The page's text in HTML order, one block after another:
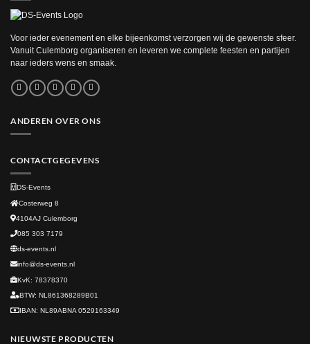
Voor ieder evenement en elke bijeenkomst verzorgen wij de gewenste sfeer.
Vanuit Culemborg organiseren en leveren we complete feesten en partijen
naar ieders wens en smaak.
ANDEREN OVER ONS
CONTACTGEGEVENS
DS-Events
Costerweg 8
4104AJ Culemborg
085 303 7179
ds-events.nl
info@ds-events.nl
KvK: 78378370
BTW: NL861368289B01
IBAN: NL89ABNA 0529163349
NIEUWSTE PRODUCTEN